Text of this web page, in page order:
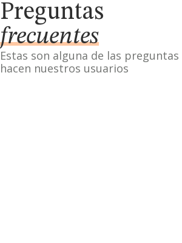
Preguntas
frecuentes
Estas son alguna de las preguntas
hacen nuestros usuarios